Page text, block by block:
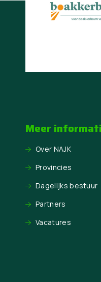
Meer
Over NAJK
Provincies
Dagelijks bestuur
Partners
Vacatures